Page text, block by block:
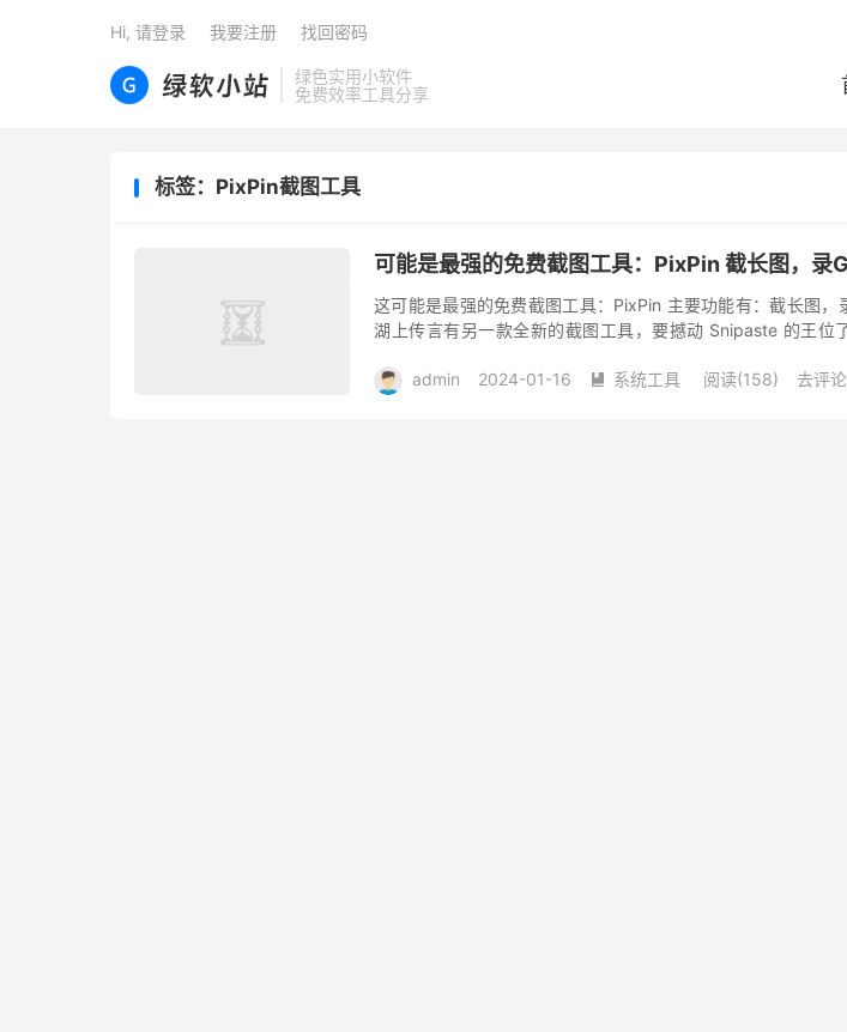
绿色实用小软件
免费效率工具分享
Hi, 请登录 我要注册 找回密码
标签：PixPin截图工具
可能是最强的免费截图工具：PixPin 截长图，录
这可能是最强的免费截图工具：PixPin 主要功能有：截长图，
湖上传言有另一款全新的截图工具，要撼动 Snipaste 的王位
admin 2024-01-16  系统工具 阅读(158) 去评论